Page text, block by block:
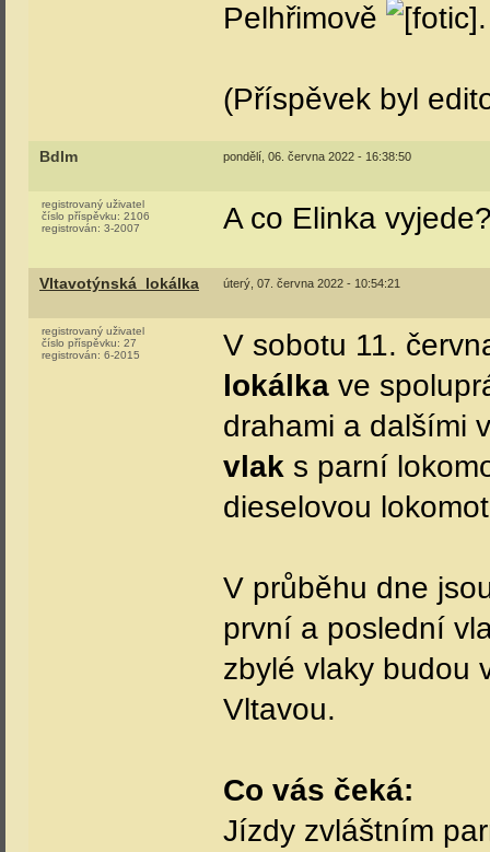
Pelhřimově
(Příspěvek byl
Bdlm pondělí, 06. června 2022 - 16:38:50
registrovaný uživatel
číslo příspěvku: 2106
registrován: 3-2007 A co Elinka
Vltavotýnská_lokálka úterý, 07. června 2022 - 10:54:21
registrovaný uživatel
číslo příspěvku: 27
registrován: 6-2015
V sobotu 11.
lokálka ve
drahami a dalšími
vlak s parní
dieselovou
V průběhu dne
první a poslední
zbylé vlaky budou
Vltavou.
Co vás čeká:
Jízdy zvláštním